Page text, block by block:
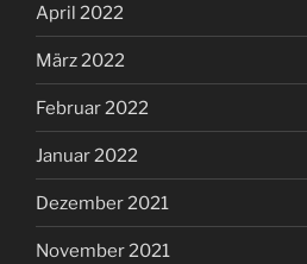
April 2022
März 2022
Februar 2022
Januar 2022
Dezember 2021
November 2021